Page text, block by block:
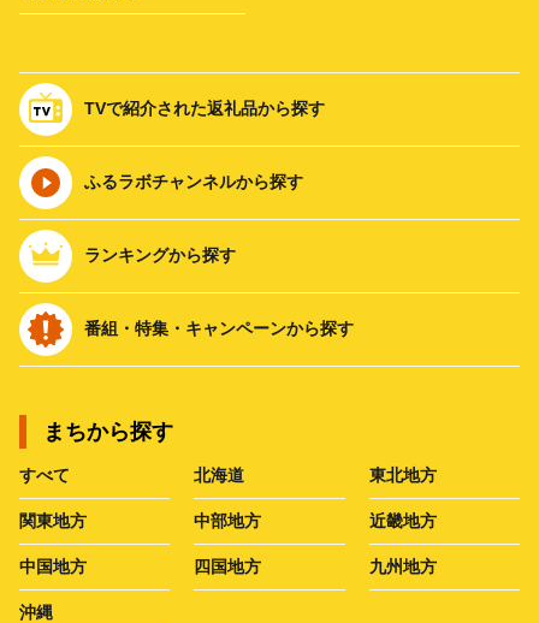
TVで紹介された返礼品から探す
ふるラボチャンネルから探す
ランキングから探す
番組・特集・キャンペーンから探す
まちから探す
すべて 北海道 東北地方
関東地方 中部地方 近畿地方
中国地方 四国地方 九州地方
沖縄